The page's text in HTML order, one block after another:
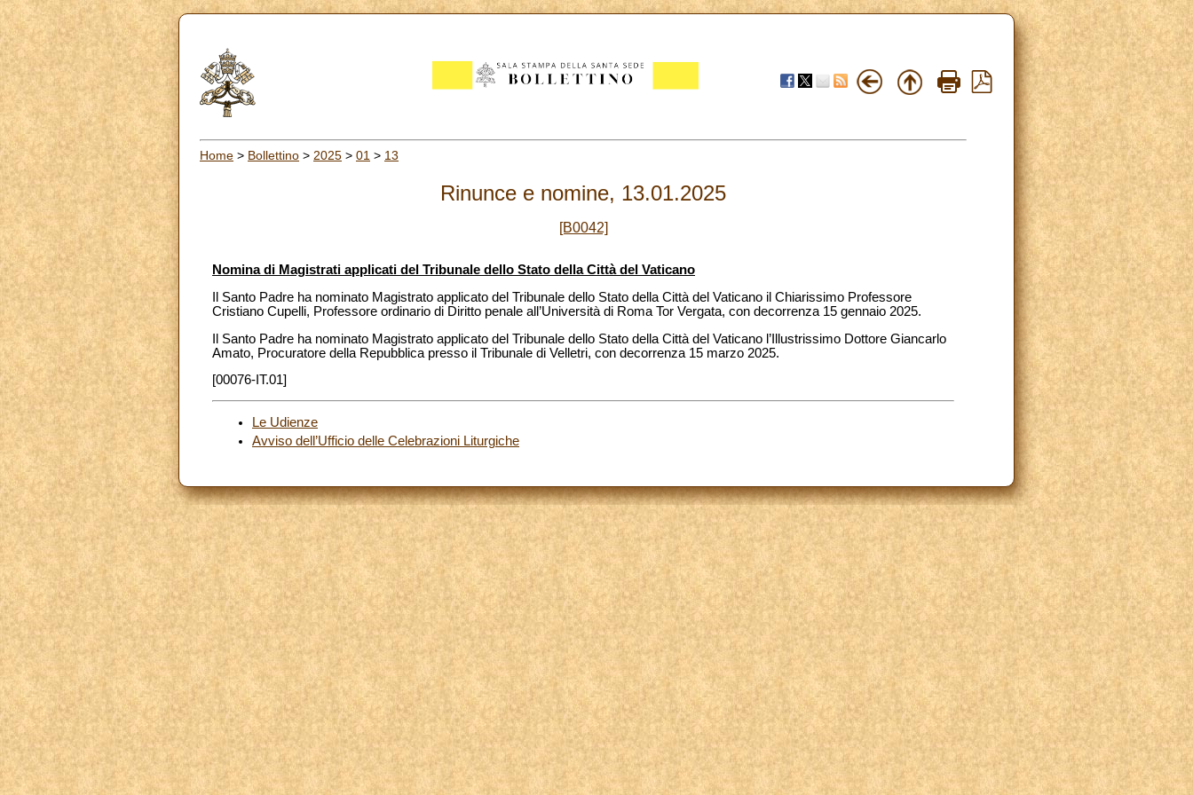
Home > Bollettino > 2025 > 01 > 13
Rinunce e nomine, 13.01.2025
[B0042]
Nomina di Magistrati applicati del Tribunale dello Stato della Città del Vaticano
Il Santo Padre ha nominato Magistrato applicato del Tribunale dello Stato della Città del Vaticano il Chiarissimo Professore
Cristiano Cupelli, Professore ordinario di Diritto penale all’Università di Roma Tor Vergata, con decorrenza 15 gennaio 2025.
Il Santo Padre ha nominato Magistrato applicato del Tribunale dello Stato della Città del Vaticano l’Illustrissimo Dottore Giancarlo
Amato, Procuratore della Repubblica presso il Tribunale di Velletri, con decorrenza 15 marzo 2025.
[00076-IT.01]
Le Udienze
Avviso dell’Ufficio delle Celebrazioni Liturgiche